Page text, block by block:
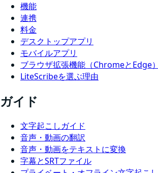
機能
連携
料金
デスクトップアプリ
モバイルアプリ
ブラウザ拡張機能（ChromeとEdge）
LiteScribeを選ぶ理由
ガイド
文字起こしガイド
音声・動画の翻訳
音声・動画をテキストに変換
字幕とSRTファイル